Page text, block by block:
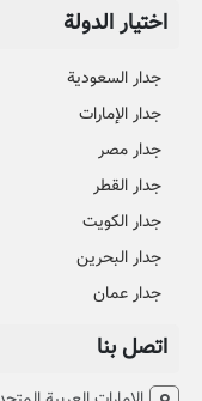
اختيار الدولة
جدار السعودية
جدار الإمارات
جدار مصر
جدار القطر
جدار الكويت
جدار البحرين
جدار عمان
اتصل بنا